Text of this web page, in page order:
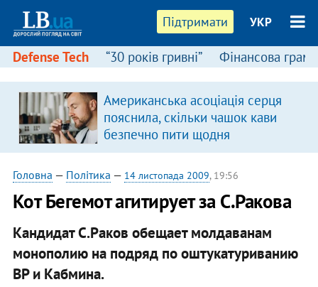
Підтримати УКР
Defense Tech “30 років гривні” Фінансова
Американська асоціація серця
пояснила, скільки чашок кави
безпечно пити щодня
Головна — Політика — 14 листопада 2009, 19:56
Кот Бегемот агитирует за С.Ракова
Кандидат С.Раков обещает молдаванам
монополию на подряд по оштукатуриванию
ВР и Кабмина.